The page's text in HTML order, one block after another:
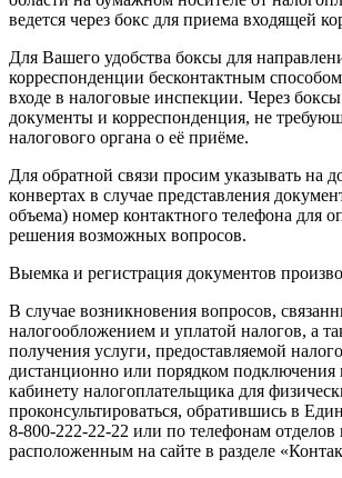
ведется через бокс для приема входящей
Для Вашего удобства боксы для
корреспонденции бесконтактным
входе в налоговые инспекции. Через
документы и корреспонденция, не
налогового органа о её приёме.
Для обратной связи просим указывать на
конвертах в случае представления
объема) номер контактного телефона для
решения возможных вопросов.
Выемка и регистрация документов
В случае возникновения вопросов,
налогообложением и уплатой налогов, а
получения услуги, предоставляемой
дистанционно или порядком
кабинету налогоплательщика для
проконсультироваться, обратившись в
8-800-222-22-22 или по телефонам
расположенным на сайте в разделе